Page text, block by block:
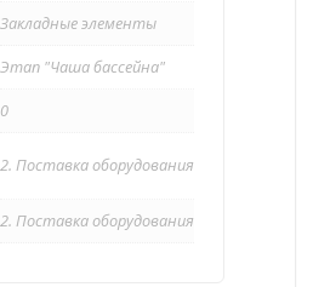
Закладные элементы
Этап "Чаша бассейна"
0
2. Поставка оборудования
2. Поставка оборудования